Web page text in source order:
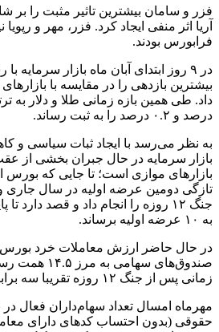
فزر و سامان بیشترین تاثیر مثبت را بر
آریا اثر منفی ایجاد کرد. فزر، مهر و
فرابورس بودند.
بیشترین بازدهی را در مقایسه با
درصد و ۰.۲ درصد را به ثبت رساند.
به نظر می‌رسد با ایجاد ثبات سیاسی و
بازار سرمایه در حال جبران بخشی از
بازارهای موازی است؛ تا جایی که بورس
تازگی دومین عرضه اولیه در سال جاری
جنگ ۱۲ روزه را انجام داد و قصد دارد
به ۱۰ عرضه اولیه برساند.
در حال حاضر ارزش معاملات خرد بورس
صندوق‌های
زمانی پس از جنگ ۱۲ روزه تقریبا سه برابر شده است.
مهرماه امسال تعداد سهام‌داران فعال در
حقوقی (بدون احتساب کدهای دارای